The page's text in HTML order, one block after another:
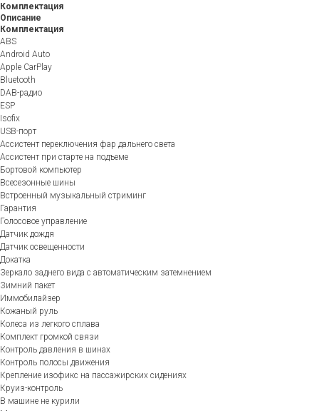
Комплектация
Описание
Комплектация
ABS
Android Auto
Apple CarPlay
Bluetooth
DAB-радио
ESP
Isofix
USB-порт
Ассистент переключения фар дальнего света
Ассистент при старте на подъеме
Бортовой компьютер
Всесезонные шины
Встроенный музыкальный стриминг
Гарантия
Голосовое управление
Датчик дождя
Датчик освещенности
Докатка
Зеркало заднего вида с автоматическим затемнением
Зимний пакет
Иммобилайзер
Кожаный руль
Колеса из легкого сплава
Комплект громкой связи
Контроль давления в шинах
Контроль полосы движения
Крепление изофикс на пассажирских сидениях
Круиз-контроль
В машине не курили